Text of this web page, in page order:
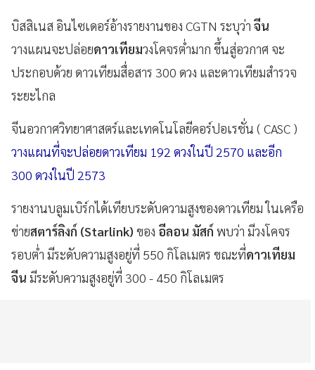
บิสสิเนส อินไซเดอร์อ้างรายงานของ CGTN ระบุว่า จีน
วางแผนจะปล่อยดาวเทียมวงโคจรต่ำมาก ขึ้นสู่อวกาศ จะ
ประกอบด้วย ดาวเทียมสื่อสาร 300 ดวง และดาวเทียมสำรวจ
ระยะไกล
จีนอวกาศวิทยาศาสตร์และเทคโนโลยีคอร์ปอเรชั่น ( CASC )
วางแผนที่จะปล่อยดาวเทียม 192 ดวงในปี 2570 และอีก
300 ดวงในปี 2573
รายงานบลูมเบิร์กได้เทียบระดับความสูงของดาวเทียม ในเครือ
ข่ายสตาร์ลิงก์ (Starlink) ของ อีลอน มัสก์ พบว่า มีวงโคจร
รอบต่ำ มีระดับความสูงอยู่ที่ 550 กิโลเมตร ขณะที่ดาวเทียม
จีน มีระดับความสูงอยู่ที่ 300 - 450 กิโลเมตร